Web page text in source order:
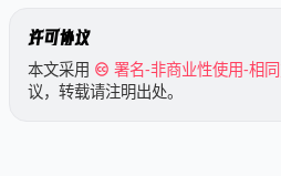
许可协议
本文采用 署名-非商业性使用-相
议，转载请注明出处。